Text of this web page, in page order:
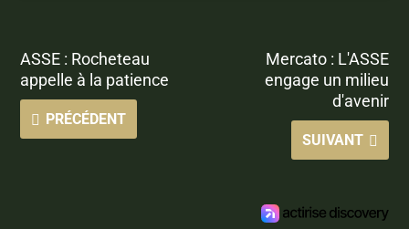
ASSE : Rocheteau
appelle à la patience
PRÉCÉDENT
Mercato : L'ASSE
engage un milieu
d'avenir
SUIVANT